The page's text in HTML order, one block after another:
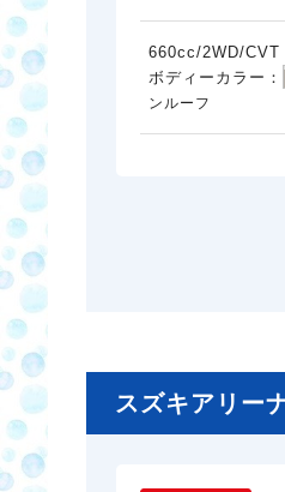
660cc/2WD/CVT
ボディーカラー：
ンルーフ
スズキアリー